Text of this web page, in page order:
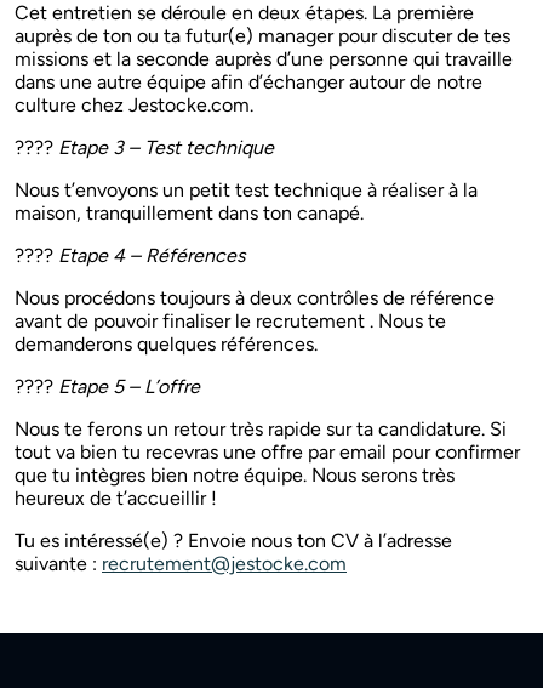
Cet entretien se déroule en deux étapes. La première
auprès de ton ou ta futur(e) manager pour discuter de tes
missions et la seconde auprès d’une personne qui travaille
dans une autre équipe afin d’échanger autour de notre
culture chez Jestocke.com.
???? Etape 3 – Test technique
Nous t’envoyons un petit test technique à réaliser à la
maison, tranquillement dans ton canapé.
???? Etape 4 – Références
Nous procédons toujours à deux contrôles de référence
avant de pouvoir finaliser le recrutement . Nous te
demanderons quelques références.
???? Etape 5 – L’offre
Nous te ferons un retour très rapide sur ta candidature. Si
tout va bien tu recevras une offre par email pour confirmer
que tu intègres bien notre équipe. Nous serons très
heureux de t’accueillir !
Tu es intéressé(e) ? Envoie nous ton CV à l’adresse
suivante : recrutement@jestocke.com